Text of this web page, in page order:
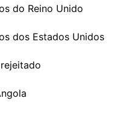
do Reino Unido
dos Estados Unidos